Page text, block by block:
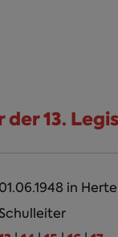
13.
01.06.1948 in